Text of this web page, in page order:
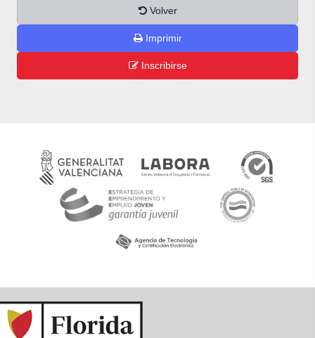
Volver
Imprimir
Inscribirse